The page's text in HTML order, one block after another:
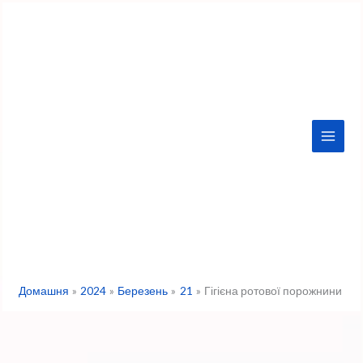
Домашня 2024 Березень 21 Гігієна ротової порожнини